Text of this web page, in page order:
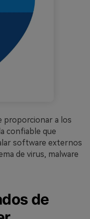
proporcionar a los
confiable que
software externos
de virus, malware
de